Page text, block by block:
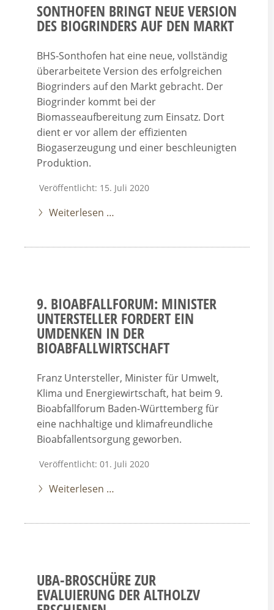
SONTHOFEN BRINGT NEUE VERSION
DES BIOGRINDERS AUF DEN MARKT
BHS-Sonthofen hat eine neue, vollständig
überarbeitete Version des erfolgreichen
Biogrinders auf den Markt gebracht. Der
Biogrinder kommt bei der
Biomasseaufbereitung zum Einsatz. Dort
dient er vor allem der effizienten
Biogaserzeugung und einer beschleunigten
Produktion.
Veröffentlicht: 15. Juli 2020
Weiterlesen …
9. BIOABFALLFORUM: MINISTER
UNTERSTELLER FORDERT EIN
UMDENKEN IN DER
BIOABFALLWIRTSCHAFT
Franz Untersteller, Minister für Umwelt,
Klima und Energiewirtschaft, hat beim 9.
Bioabfallforum Baden-Württemberg für
eine nachhaltige und klimafreundliche
Bioabfallentsorgung geworben.
Veröffentlicht: 01. Juli 2020
Weiterlesen …
UBA-BROSCHÜRE ZUR
EVALUIERUNG DER ALTHOLZV